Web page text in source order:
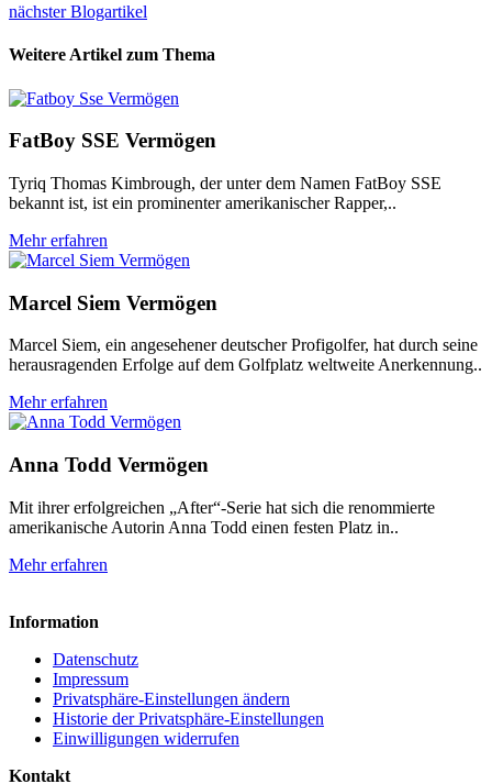
nächster Blogartikel
Weitere Artikel zum Thema
FatBoy SSE Vermögen
Tyriq Thomas Kimbrough, der unter dem Namen FatBoy SSE
bekannt ist, ist ein prominenter amerikanischer Rapper,..
Mehr erfahren
Marcel Siem Vermögen
Marcel Siem, ein angesehener deutscher Profigolfer, hat durch seine
herausragenden Erfolge auf dem Golfplatz weltweite Anerkennung..
Mehr erfahren
Anna Todd Vermögen
Mit ihrer erfolgreichen „After“-Serie hat sich die renommierte
amerikanische Autorin Anna Todd einen festen Platz in..
Mehr erfahren
Information
Datenschutz
Impressum
Privatsphäre-Einstellungen ändern
Historie der Privatsphäre-Einstellungen
Einwilligungen widerrufen
Kontakt